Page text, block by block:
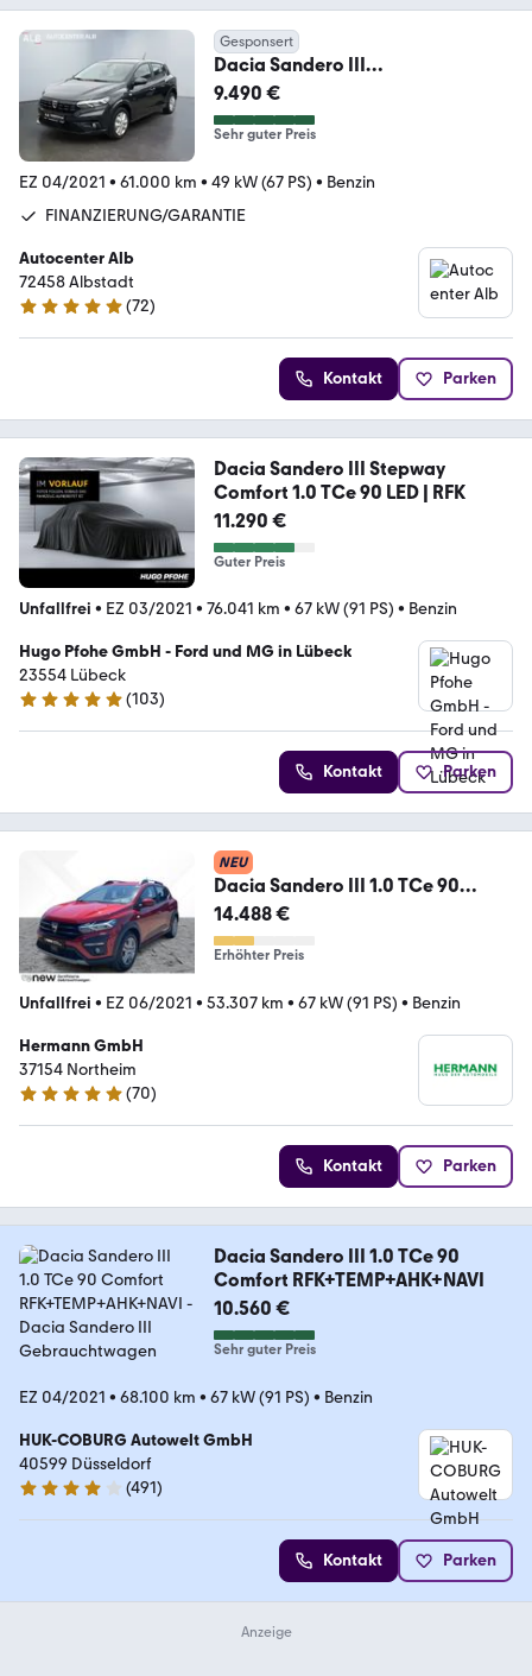
Gesponsert
Dacia Sandero III
Comfort/KLIMA/1.HAND/CARPLA
Y/EURO6/
9.490 €
Sehr guter Preis
EZ 04/2021 • 61.000 km • 49 kW (67 PS) • Benzin
FINANZIERUNG/GARANTIE
Autocenter Alb
72458 Albstadt
4.8 Sterne
(72)
Kontakt Parken
Dacia Sandero III Stepway
Comfort 1.0 TCe 90 LED | RFK
11.290 €
Guter Preis
Unfallfrei • EZ 03/2021 • 76.041 km • 67 kW (91 PS) • Benzin
Hugo Pfohe GmbH - Ford und MG in Lübeck
23554 Lübeck
4.8 Sterne
(103)
Kontakt Parken
NEU
Dacia Sandero III 1.0 TCe 90
Stepway Comfort CAM*LED
14.488 €
Erhöhter Preis
Unfallfrei • EZ 06/2021 • 53.307 km • 67 kW (91 PS) • Benzin
Hermann GmbH
37154 Northeim
5 Sterne
(70)
Kontakt Parken
Dacia Sandero III 1.0 TCe 90
Comfort RFK+TEMP+AHK+NAVI
10.560 €
Sehr guter Preis
EZ 04/2021 • 68.100 km • 67 kW (91 PS) • Benzin
HUK-COBURG Autowelt GmbH
40599 Düsseldorf
4.1 Sterne
(491)
Kontakt Parken